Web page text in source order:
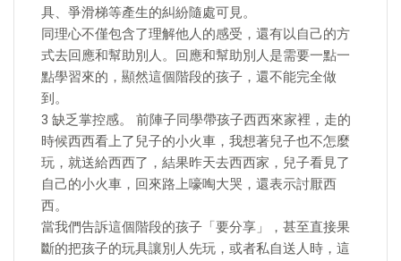
具、爭滑梯等產生的糾紛隨處可見。
同理心不僅包含了理解他人的感受，還有以自己的方
式去回應和幫助別人。回應和幫助別人是需要一點一
點學習來的，顯然這個階段的孩子，還不能完全做
到。
3 缺乏掌控感。 前陣子同學帶孩子西西來家裡，走的
時候西西看上了兒子的小火車，我想著兒子也不怎麼
玩，就送給西西了，結果昨天去西西家，兒子看見了
自己的小火車，回來路上嚎啕大哭，還表示討厭西
西。
當我們告訴這個階段的孩子「要分享」，甚至直接果
斷的把孩子的玩具讓別人先玩，或者私自送人時，這